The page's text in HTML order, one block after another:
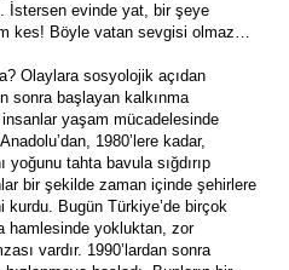
İstersen evinde yat, bir şeye
kes! Böyle vatan sevgisi olmaz…
Olaylara sosyolojik açıdan
sonra başlayan kalkınma
insanlar yaşam mücadelesinde
1980’lere kadar,
yoğunu tahta bavula sığdırıp
bir şekilde zaman içinde şehirlere
kurdu. Bugün Türkiye’de birçok
hamlesinde yokluktan, zor
vardır. 1990’lardan sonra